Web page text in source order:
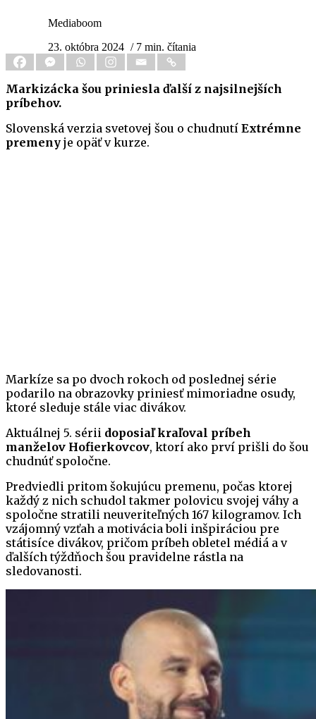
Mediaboom
23. októbra 2024 / 7 min. čítania
Markizácka šou priniesla ďalší z najsilnejších
príbehov.
Slovenská verzia svetovej šou o chudnutí Extrémne
premeny je opäť v kurze.
Markíze sa po dvoch rokoch od poslednej série
podarilo na obrazovky priniesť mimoriadne osudy,
ktoré sleduje stále viac divákov.
Aktuálnej 5. sérii doposiaľ kraľoval príbeh
manželov Hofierkovcov, ktorí ako prví prišli do šou
chudnúť spoločne.
Predviedli pritom šokujúcu premenu, počas ktorej
každý z nich schudol takmer polovicu svojej váhy a
spoločne stratili neuveriteľných 167 kilogramov. Ich
vzájomný vzťah a motivácia boli inšpiráciou pre
státisíce divákov, pričom príbeh obletel médiá a v
ďalších týždňoch šou pravidelne rástla na
sledovanosti.